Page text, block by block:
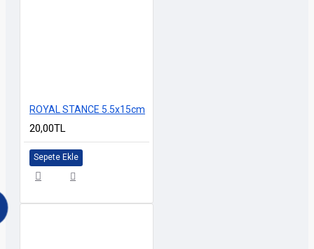
ROYAL STANCE 5.5x15cm
20,00TL
Sepete Ekle